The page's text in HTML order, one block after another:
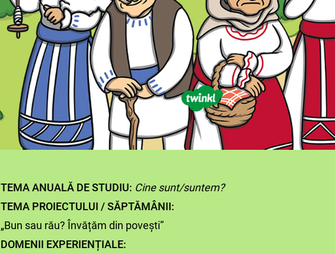
TEMA ANUALĂ DE STUDIU: Cine sunt/suntem?
TEMA PROIECTULUI / SĂPTĂMÂNII:
„Bun sau rău? Învățăm din povești”
DOMENII EXPERIENȚIALE: